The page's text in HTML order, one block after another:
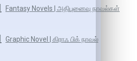
Fantasy Novels | அதிபுனைவு நாவல்கள்
Graphic Novel | கிராஃ பிக் நாவல்